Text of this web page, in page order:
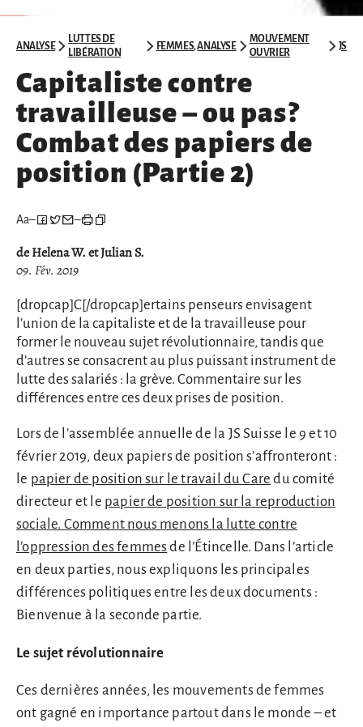
ANALYSE
LUTTES DE
LIBÉRATION
FEMMES,ANALYSE
MOUVEMENT
OUVRIER
JS
Capitaliste contre
travailleuse – ou pas?
Combat des papiers de
position (Partie 2)
Aa– –
de Helena W. et Julian S.
09. Fév. 2019
[dropcap]C[/dropcap]ertains penseurs envisagent
l’union de la capitaliste et de la travailleuse pour
former le nouveau sujet révolutionnaire, tandis que
d’autres se consacrent au plus puissant instrument de
lutte des salariés : la grève. Commentaire sur les
différences entre ces deux prises de position.
Lors de l’assemblée annuelle de la JS Suisse le 9 et 10
février 2019, deux papiers de position s’affronteront :
le papier de position sur le travail du Care du comité
directeur et le papier de position sur la reproduction
sociale. Comment nous menons la lutte contre
l’oppression des femmes de l’Étincelle. Dans l’article
en deux parties, nous expliquons les principales
différences politiques entre les deux documents :
Bienvenue à la seconde partie.
Le sujet révolutionnaire
Ces dernières années, les mouvements de femmes
ont gagné en importance partout dans le monde – et